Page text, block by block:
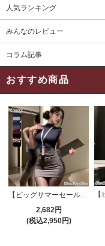
人気ランキング
みんなのレビュー
コラム記事
おすすめ商品
【ビッグサマーセール対象品】セクシーコスプレ(SEXYCOSPLAY) 4421
2,682円
(税込2,950円)